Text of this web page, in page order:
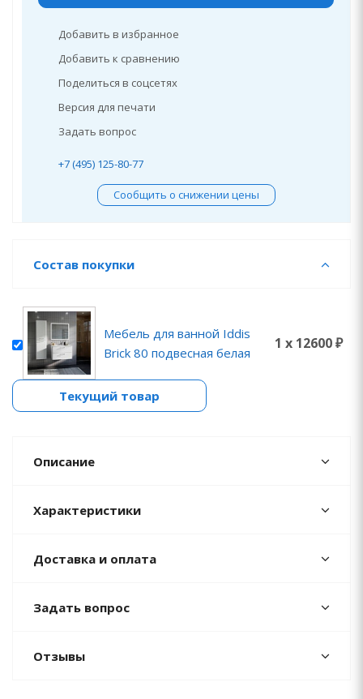
Добавить в избранное
Добавить к сравнению
Поделиться в соцсетях
Версия для печати
Задать вопрос
+7 (495) 125-80-77
Сообщить о снижении цены
Состав покупки
Мебель для ванной Iddis
Brick 80 подвесная белая
1 x 12600 ₽
Текущий товар
Описание
Характеристики
Доставка и оплата
Задать вопрос
Отзывы